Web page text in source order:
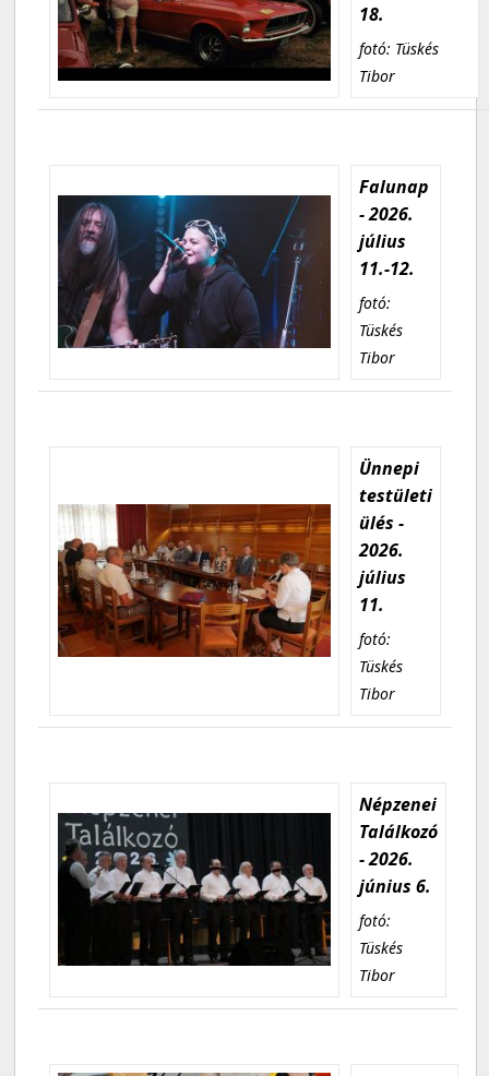
18.
fotó: Tüskés
Tibor
Falunap
- 2026.
július
11.-12.
fotó:
Tüskés
Tibor
Ünnepi
testületi
ülés -
2026.
július
11.
fotó:
Tüskés
Tibor
Népzenei
Találkozó
- 2026.
június 6.
fotó:
Tüskés
Tibor